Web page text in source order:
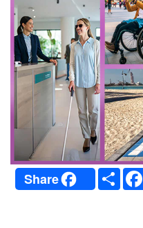
Share S
h
a